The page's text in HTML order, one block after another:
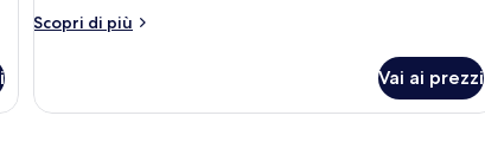
Scopri di più
Altri
One
Vai ai prezzi